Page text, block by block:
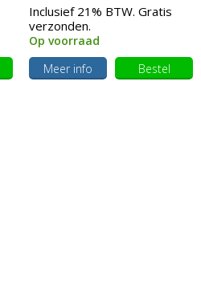
Inclusief 21% BTW. Gratis
verzonden.
Op voorraad
Meer info
Bestel